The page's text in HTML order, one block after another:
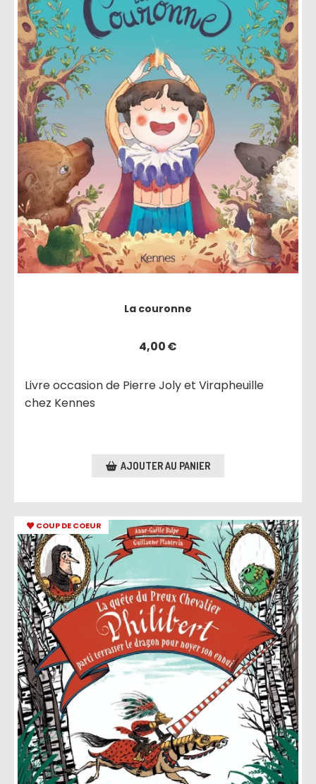
La couronne
4,00€
Livre occasion de Pierre Joly et Virapheuille
chez Kennes
AJOUTER AU PANIER
COUP DE COEUR